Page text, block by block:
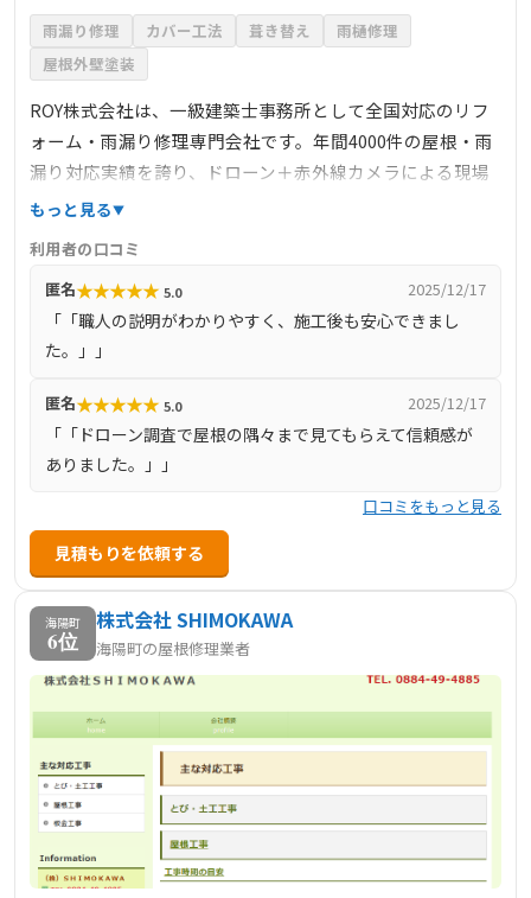
雨漏り修理 カバー工法 葺き替え
雨樋修理
屋根外壁塗装
ROY株式会社は、一級建築士事務所として全国対応のリフ
ォーム・雨漏り修理専門会社です。年間4000件の屋根・雨
漏り対応実績を誇り、ドローン＋赤外線カメラによる現場
調査を無料で実施。写真付き報告と詳細な見積説明で納得
で幅広く対応します。職人直営かつ損害保険加盟により安
心の工事体制を整え、再発防止策と最長5年保証を提供。徳
島県美波町でも迅速かつ専門的な対応が可能で、誠実かつ
技術力の高い施工を求める方におすすめの優良業者です。
もっと見る
利用者の口コミ
匿名★★★★★ 5.0 2025/12/17
「「職人の説明がわかりやすく、施工後も安心できまし
た。」」
匿名★★★★★ 5.0 2025/12/17
「「ドローン調査で屋根の隅々まで見てもらえて信頼感が
ありました。」」
口コミをもっと見る
見積もりを依頼する
海陽町
6位
株式会社 SHIMOKAWA
海陽町の屋根修理業者